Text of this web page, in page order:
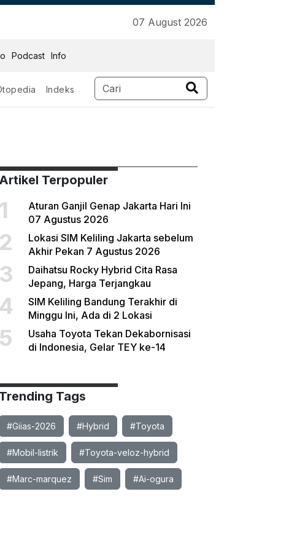
07 August 2026
Podcast Info
Indeks
Artikel Terpopuler
1
Aturan Ganjil Genap Jakarta Hari Ini
07 Agustus 2026
2
Lokasi SIM Keliling Jakarta sebelum
Akhir Pekan 7 Agustus 2026
3
Daihatsu Rocky Hybrid Cita Rasa
Jepang, Harga Terjangkau
4
SIM Keliling Bandung Terakhir di
Minggu Ini, Ada di 2 Lokasi
5
Usaha Toyota Tekan Dekabornisasi
di Indonesia, Gelar TEY ke-14
Trending Tags
#Giias-2026 #Hybrid #Toyota
#Mobil-listrik #Toyota-veloz-hybrid
#Marc-marquez #Sim #Ai-ogura